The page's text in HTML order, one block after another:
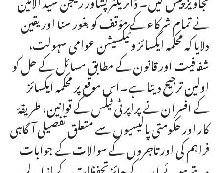
نے تمام شرکاء کے مؤقف کو بغور سنا اور یقین
دلایا کہ محکمہ ایکسائز و ٹیکسیشن عوامی سہولت،
شفافیت اور قانون کے مطابق مسائل کے حل کو
اولین ترجیح دیتا ہے۔اس موقع پر محکمہ ایکسائز
کے افسران نے پراپرٹی ٹیکس کے قوانین، طریقۂ
کار اور حکومتی پالیسیوں سے متعلق تفصیلی آگاہی
فراہم کی اور تاجروں کے سوالات کے جوابات